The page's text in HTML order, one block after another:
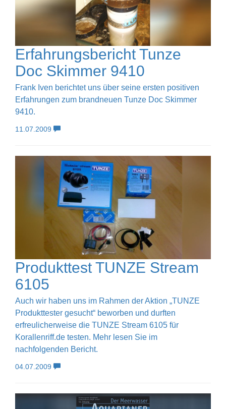
Erfahrungsbericht Tunze
Doc Skimmer 9410
Frank Iven berichtet uns über seine ersten positiven
Erfahrungen zum brandneuen Tunze Doc Skimmer
9410.
11.07.2009
Produkttest TUNZE Stream
6105
Auch wir haben uns im Rahmen der Aktion „TUNZE
Produkttester gesucht“ beworben und durften
erfreulicherweise die TUNZE Stream 6105 für
Korallenriff.de testen. Mehr lesen Sie im
nachfolgenden Bericht.
04.07.2009